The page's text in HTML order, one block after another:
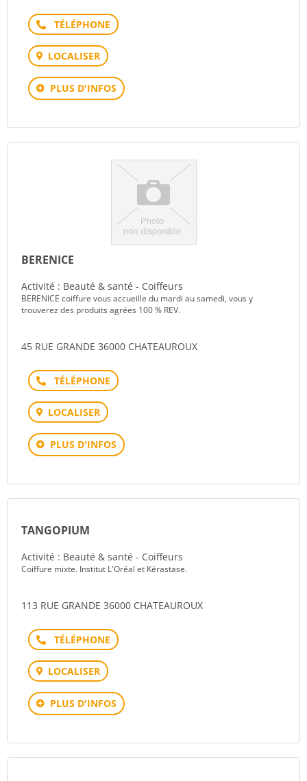
Téléphone
LOCALISER
PLUS D'INFOS
BERENICE
Activité : Beauté & santé - Coiffeurs
BERENICE coiffure vous accueille du mardi au samedi, vous y
trouverez des produits agrées 100 % REV.
45 RUE GRANDE 36000 CHATEAUROUX
Téléphone
LOCALISER
PLUS D'INFOS
TANGOPIUM
Activité : Beauté & santé - Coiffeurs
Coiffure mixte. Institut L'Oréal et Kérastase.
113 RUE GRANDE 36000 CHATEAUROUX
Téléphone
LOCALISER
PLUS D'INFOS